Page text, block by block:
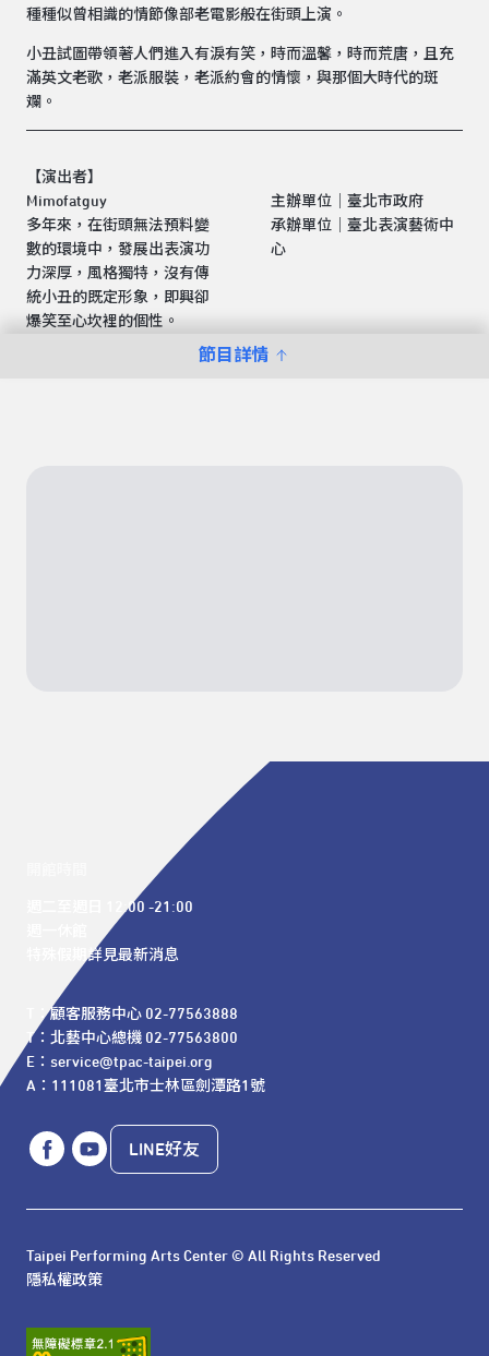
節目詳情
種種似曾相識的情節像部老電影般在街頭上演。
小丑試圖帶領著人們進入有淚有笑，時而溫馨，時而荒唐，且充
滿英文老歌，老派服裝，老派約會的情懷，與那個大時代的斑
斕。
【演出者】
Mimofatguy
多年來，在街頭無法預料變
數的環境中，發展出表演功
力深厚，風格獨特，沒有傳
統小丑的既定形象，即興卻
爆笑至心坎裡的個性。
主辦單位│臺北市政府
承辦單位│臺北表演藝術中
心
週二至週日 12:00 -21:00
特殊假期詳見最新消息
T：顧客服務中心 02-77563888
T：北藝中心總機 02-77563800
E：service@tpac-taipei.org
A：111081臺北市士林區劍潭路1號
LINE好友
Taipei Performing Arts Center © All Rights Reserved
隱私權政策